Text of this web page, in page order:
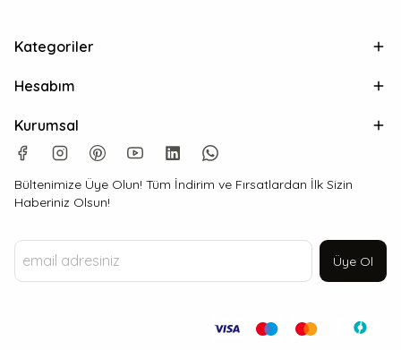
Kategoriler
Hesabım
Kurumsal
Bültenimize Üye Olun! Tüm İndirim ve Fırsatlardan İlk Sizin
Haberiniz Olsun!
Üye Ol